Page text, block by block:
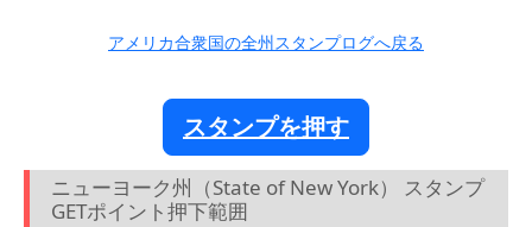
アメリカ合衆国の全州スタンプログへ戻る
スタンプを押す
ニューヨーク州（State of New York） スタンプ
GETポイント押下範囲